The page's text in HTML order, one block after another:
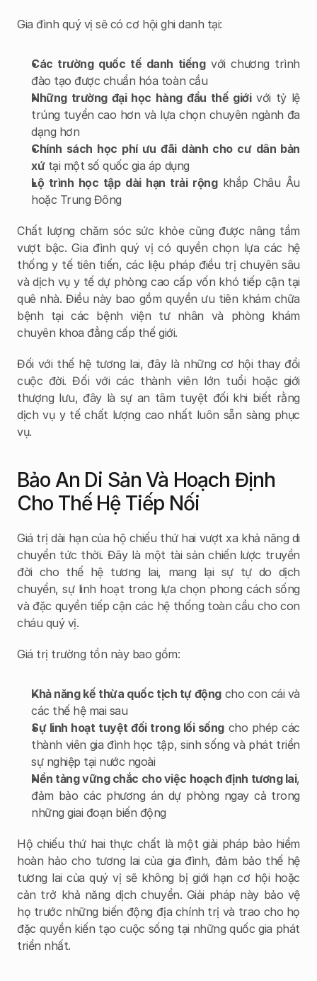
Gia đình quý vị sẽ có cơ hội ghi danh tại:
Các trường quốc tế danh tiếng với chương trình
đào tạo được chuẩn hóa toàn cầu
Những trường đại học hàng đầu thế giới với tỷ lệ
trúng tuyển cao hơn và lựa chọn chuyên ngành đa
dạng hơn
Chính sách học phí ưu đãi dành cho cư dân bản
xứ tại một số quốc gia áp dụng
Lộ trình học tập dài hạn trải rộng khắp Châu Âu
hoặc Trung Đông
Chất lượng chăm sóc sức khỏe cũng được nâng tầm
vượt bậc. Gia đình quý vị có quyền chọn lựa các hệ
thống y tế tiên tiến, các liệu pháp điều trị chuyên sâu
và dịch vụ y tế dự phòng cao cấp vốn khó tiếp cận tại
quê nhà. Điều này bao gồm quyền ưu tiên khám chữa
bệnh tại các bệnh viện tư nhân và phòng khám
chuyên khoa đẳng cấp thế giới.
Đối với thế hệ tương lai, đây là những cơ hội thay đổi
cuộc đời. Đối với các thành viên lớn tuổi hoặc giới
thượng lưu, đây là sự an tâm tuyệt đối khi biết rằng
dịch vụ y tế chất lượng cao nhất luôn sẵn sàng phục
vụ.
Bảo An Di Sản Và Hoạch Định
Cho Thế Hệ Tiếp Nối
Giá trị dài hạn của hộ chiếu thứ hai vượt xa khả năng di
chuyển tức thời. Đây là một tài sản chiến lược truyền
đời cho thế hệ tương lai, mang lại sự tự do dịch
chuyển, sự linh hoạt trong lựa chọn phong cách sống
và đặc quyền tiếp cận các hệ thống toàn cầu cho con
cháu quý vị.
Giá trị trường tồn này bao gồm:
Khả năng kế thừa quốc tịch tự động cho con cái và
các thế hệ mai sau
Sự linh hoạt tuyệt đối trong lối sống cho phép các
thành viên gia đình học tập, sinh sống và phát triển
sự nghiệp tại nước ngoài
Nền tảng vững chắc cho việc hoạch định tương lai,
đảm bảo các phương án dự phòng ngay cả trong
những giai đoạn biến động
Hộ chiếu thứ hai thực chất là một giải pháp bảo hiểm
hoàn hảo cho tương lai của gia đình, đảm bảo thế hệ
tương lai của quý vị sẽ không bị giới hạn cơ hội hoặc
cản trở khả năng dịch chuyển. Giải pháp này bảo vệ
họ trước những biến động địa chính trị và trao cho họ
đặc quyền kiến tạo cuộc sống tại những quốc gia phát
triển nhất.